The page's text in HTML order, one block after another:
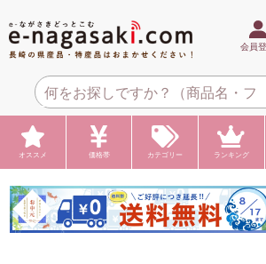
会員
オススメ 価格帯 カテゴリー ランキング